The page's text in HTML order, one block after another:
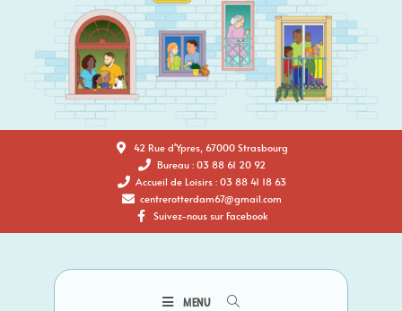
42 Rue d'Ypres, 67000 Strasbourg
Bureau : 03 88 61 20 92
Accueil de Loisirs : 03 88 41 18 63
centrerotterdam67@gmail.com
Suivez-nous sur Facebook
MENU